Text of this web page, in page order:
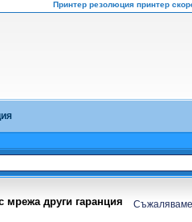
Принтер резолюция принтер
мрежа други гаранция